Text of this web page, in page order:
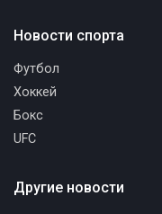
Новости спорта
Футбол
Хоккей
Бокс
UFC
Другие новости